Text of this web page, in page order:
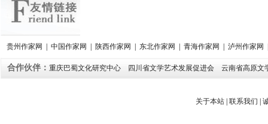
贵州作家网 | 中国作家网 | 陕西作家网 | 东北作家网 | 青海作家网 | 泸州作家网
合作伙伴： 重庆巴蜀文化研究中心 四川省文学艺术发展促进会 云南省高原文
关于本站| 联系我们 |